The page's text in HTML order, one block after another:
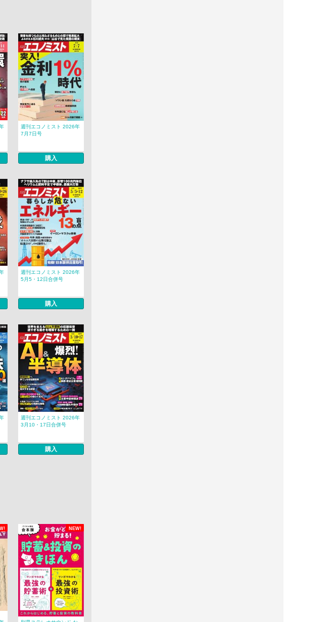
週刊エコノミスト 2026年
7月7日号
購入
週刊エコノミスト 2026年
5月5・12日合併号
購入
週刊エコノミスト 2026年
3月10・17日合併号
購入
NEW!